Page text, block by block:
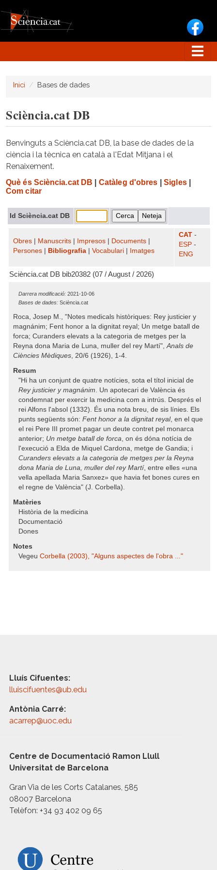
Inici Bases de dades
Sciència.cat DB
Benvinguts a Sciència.cat DB, la base de dades de la
ciència i la tècnica en català a l'Edat Mitjana i el
Renaixement.
Què és Sciència.cat DB Catàleg d'obres Sigles|
Com citar
Id Sciència.cat DB
Obres Manuscrits Impresos Documents
Persones
Bibliografia Vocabulari Imatges
CAT -
ESP -
ENG
Sciència.cat DB bib20382 (07 / August / 2026)
Darrera modificació: 2021-10-06
Bases de dades: Sciència.cat
Roca, Josep M., "Notes medicals històriques: Rey justicier y
magnánim; Fent honor a la dignitat reyal; Un metge batall de
forca; Curanders elevats a la categoria de metges per la
Reyna dona Maria de Luna, muller del rey Martí",Anals de
Ciències Mèdiques, 20/6 (1926), 1-4.
Resum
"Hi ha un conjunt de quatre notícies, sota el títol inicial de
Rey justicier y magnánim. Un apotecari de València és
condemnat per exercir la medicina com a intrús. Després el
rei Alfons l'absol (1332). És una nota breu, de sis línies. Els
punts següents són: Fent honor a la dignitat reyal, en el que
el rei Pere III promet pagar un deute contret pel monarca
anterior; Un metge batall de forca, on és dóna notícia de
l'execució a Elda de Miquel Cardona, metge de Gandia; i
Curanders elevats a la categoria de metges per la Reyna
dona Maria de Luna, muller del rey Martí, entre elles «una
vella apellada Maria Sanxez» que havia fet bones cures en
el regne de València" (J. Corbella).
Matèries
Història de la medicina
Documentació
Dones
Notes
Vegeu Corbella (2003), "Alguns aspectes de l'obra ..."
Lluís Cifuentes:
lluiscifuentes@ub.edu
Antònia Carré:
acarrep@uoc.edu
Centre de Documentació Ramon Llull
Universitat de Barcelona
Gran Via de les Corts Catalanes, 585
08007 Barcelona
Telèfon: +34 93 402 09 65